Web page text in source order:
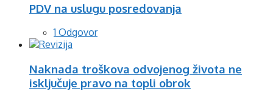
PDV na uslugu posredovanja
1 Odgovor
Naknada troškova odvojenog života ne
isključuje pravo na topli obrok